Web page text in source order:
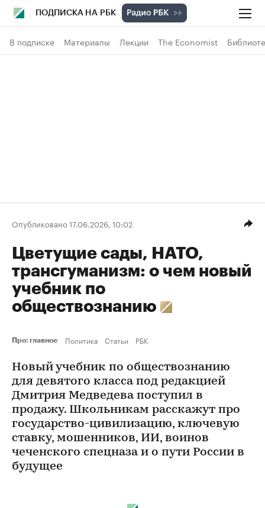
ПОДПИСКА НА РБК
В подписке Материалы Лекции The Economist
Опубликовано 17.06.2026, 10:02
Цветущие сады, НАТО,
трансгуманизм: о чем новый
учебник по
обществознанию
Про: главное Политика Статьи РБК
Новый учебник по обществознанию
для девятого класса под редакцией
Дмитрия Медведева поступил в
продажу. Школьникам расскажут про
государство-цивилизацию, ключевую
ставку, мошенников, ИИ, воинов
чеченского спецназа и о пути России в
будущее